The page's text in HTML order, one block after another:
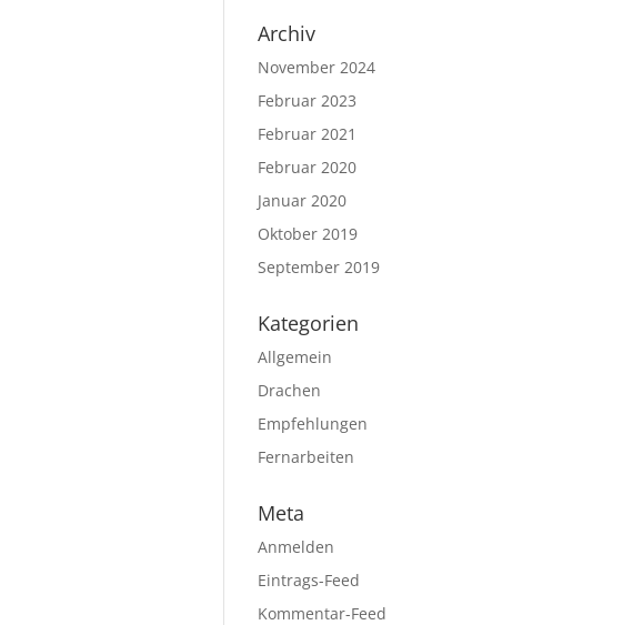
Archiv
November 2024
Februar 2023
Februar 2021
Februar 2020
Januar 2020
Oktober 2019
September 2019
Kategorien
Allgemein
Drachen
Empfehlungen
Fernarbeiten
Meta
Anmelden
Eintrags-Feed
Kommentar-Feed